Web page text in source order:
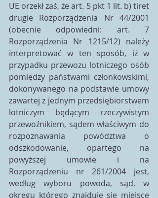
UE orzekł zaś, że art. 5 pkt 1 lit. b) tiret
drugie Rozporządzenia Nr 44/2001
(obecnie odpowiedni: art. 7
Rozporządzenia Nr 1215/12) należy
interpretować w ten sposób, iż w
przypadku przewozu lotniczego osób
pomiędzy państwami członkowskimi,
dokonywanego na podstawie umowy
zawartej z jednym przedsiębiorstwem
lotniczym będącym rzeczywistym
przewoźnikiem, sądem właściwym do
rozpoznawania powództwa o
odszkodowanie, opartego na
powyższej umowie i na
Rozporządzeniu nr 261/2004 jest,
według wyboru powoda, sąd, w
okręgu którego znajduje się miejsce